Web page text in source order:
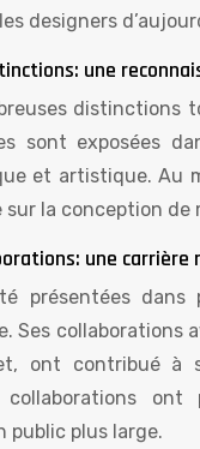
designers
une
sont exposées
et artistique. Au
la conception de
une carrière
présentées dans
Ses
ont contribué à
collaborations
public plus large.